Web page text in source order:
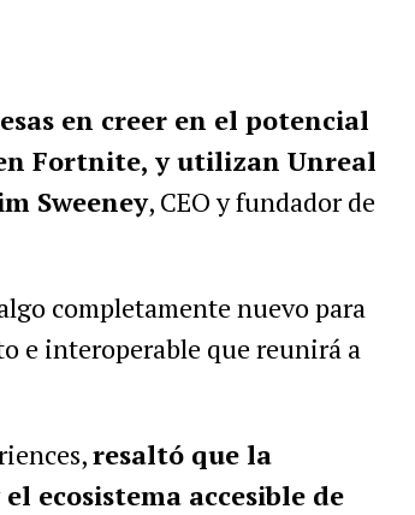
en creer en el potencial
Fortnite, y utilizan Unreal
Sweeney, CEO y fundador de
completamente nuevo para
e interoperable que reunirá a
resaltó que la
ecosistema accesible de